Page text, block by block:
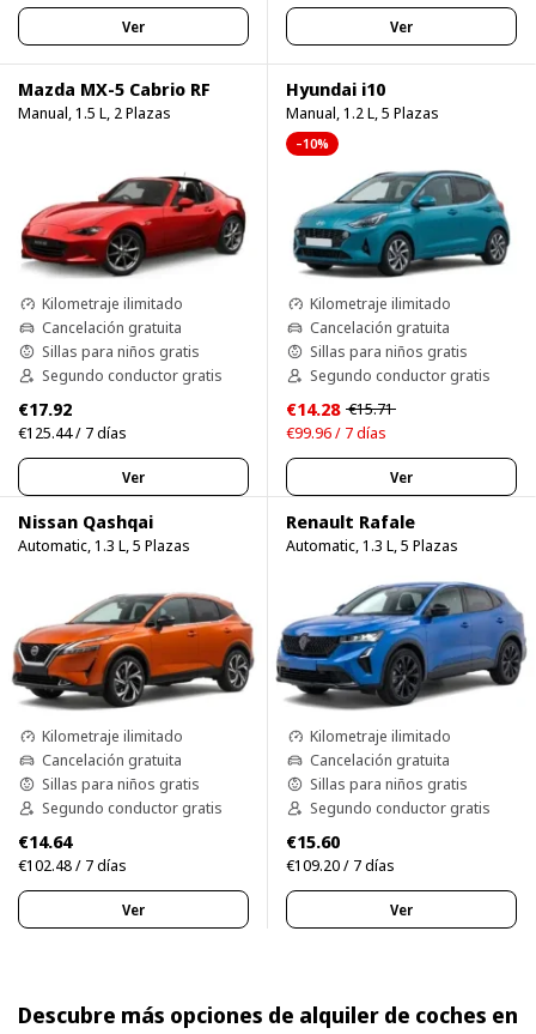
Ver Ver
Mazda MX-5 Cabrio RF
Manual, 1.5 L, 2 Plazas
Kilometraje ilimitado
Cancelación gratuita
Sillas para niños gratis
Segundo conductor gratis
€17.92
€125.44 / 7 días
Ver
Hyundai i10
Manual, 1.2 L, 5 Plazas
–10%
Kilometraje ilimitado
Cancelación gratuita
Sillas para niños gratis
Segundo conductor gratis
€14.28 €15.71
€99.96 / 7 días
Ver
Nissan Qashqai
Automatic, 1.3 L, 5 Plazas
Kilometraje ilimitado
Cancelación gratuita
Sillas para niños gratis
Segundo conductor gratis
€14.64
€102.48 / 7 días
Ver
Renault Rafale
Automatic, 1.3 L, 5 Plazas
Kilometraje ilimitado
Cancelación gratuita
Sillas para niños gratis
Segundo conductor gratis
€15.60
€109.20 / 7 días
Ver
Descubre más opciones de alquiler de coches en